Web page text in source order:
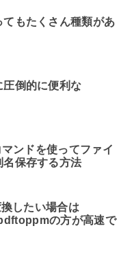
てもたくさん種類があ
圧倒的に便利な
ンドを使ってファイ
名保存する方法
したい場合は
の方が高速で